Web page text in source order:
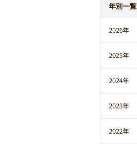
年別一覧
2026年
2025年
2024年
2023年
2022年